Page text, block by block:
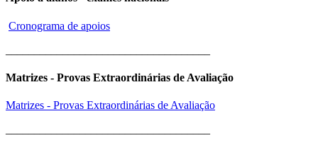
Cronograma de apoios
Matrizes - Provas Extraordinárias de Avaliação
Matrizes - Provas Extraordinárias de Avaliação